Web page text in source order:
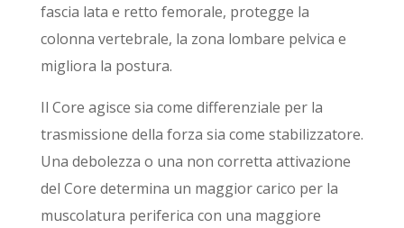
fascia lata e retto femorale, protegge la
colonna vertebrale, la zona lombare pelvica e
migliora la postura.
Il Core agisce sia come differenziale per la
trasmissione della forza sia come stabilizzatore.
Una debolezza o una non corretta attivazione
del Core determina un maggior carico per la
muscolatura periferica con una maggiore